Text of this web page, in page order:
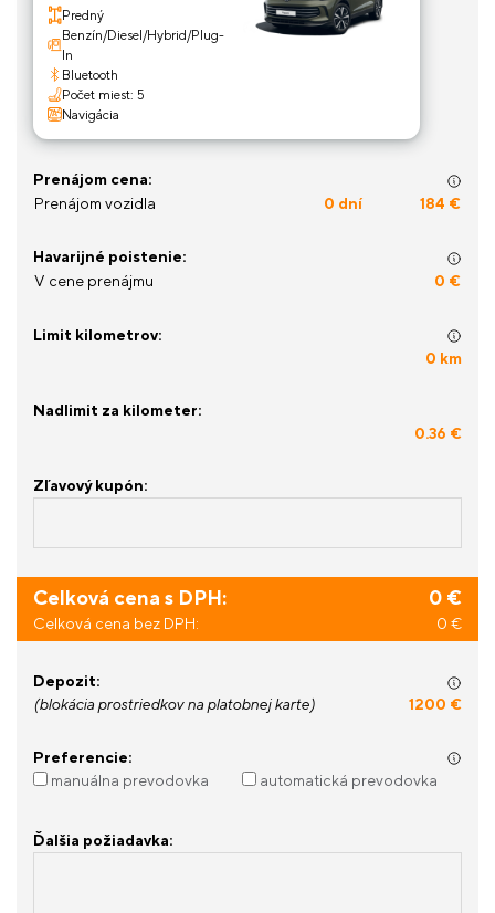
Predný
Benzín/Diesel/Hybrid/Plug-
In
Bluetooth
Počet miest: 5
Navigácia
Prenájom cena:
Prenájom vozidla
0 dní 184 €
Havarijné poistenie:
V cene prenájmu
0 €
Limit kilometrov:
0 km
Nadlimit za kilometer:
0.36 €
Zľavový kupón:
Celková cena s DPH: 0 €
Celková cena bez DPH: 0 €
Depozit:
(blokácia prostriedkov na platobnej karte)
1200 €
Preferencie:
manuálna prevodovka
automatická prevodovka
Ďalšia požiadavka: